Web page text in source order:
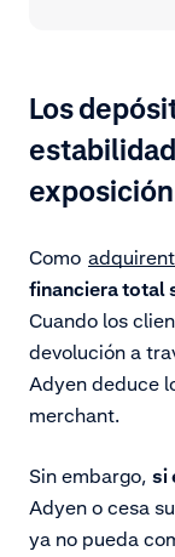
Los
Como
financiera total
Cuando los
devolución a
Adyen deduce
merchant.
Sin embargo, si
Adyen o cesa
ya no pueda